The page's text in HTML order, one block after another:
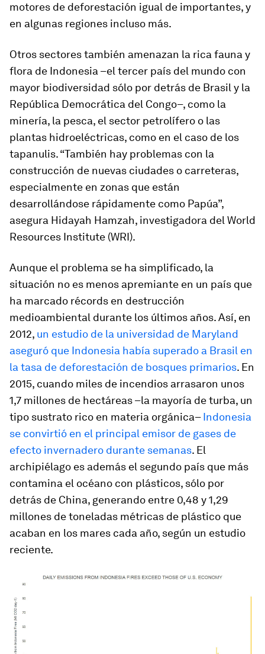
motores de deforestación igual de importantes, y
en algunas regiones incluso más.
Otros sectores también amenazan la rica fauna y
flora de Indonesia –el tercer país del mundo con
mayor biodiversidad sólo por detrás de Brasil y la
República Democrática del Congo–, como la
minería, la pesca, el sector petrolífero o las
plantas hidroeléctricas, como en el caso de los
tapanulis. “También hay problemas con la
construcción de nuevas ciudades o carreteras,
especialmente en zonas que están
desarrollándose rápidamente como Papúa”,
asegura Hidayah Hamzah, investigadora del World
Resources Institute (WRI).
Aunque el problema se ha simplificado, la
situación no es menos apremiante en un país que
ha marcado récords en destrucción
medioambiental durante los últimos años. Así, en
2012, un estudio de la universidad de Maryland
aseguró que Indonesia había superado a Brasil en
la tasa de deforestación de bosques primarios. En
2015, cuando miles de incendios arrasaron unos
1,7 millones de hectáreas –la mayoría de turba, un
tipo sustrato rico en materia orgánica–Indonesia
se convirtió en el principal emisor de gases de
efecto invernadero durante semanas. El
archipiélago es además el segundo país que más
contamina el océano con plásticos, sólo por
detrás de China, generando entre 0,48 y 1,29
millones de toneladas métricas de plástico que
acaban en los mares cada año, según un estudio
reciente.